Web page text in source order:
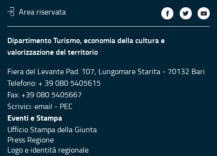
Area riservata
Dipartimento Turismo, economia della cultura e
valorizzazione del territorio
Fiera del Levante Pad. 107, Lungomare Starita - 70132 Bari
Telefono: + 39 080 5405615
Fax: +39 080 5405667
Scrivici:email - PEC
Eventi e Stampa
Ufficio Stampa della Giunta
Press Regione
Logo e identità regionale